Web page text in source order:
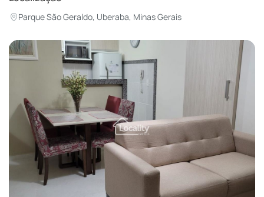
Parque São Geraldo, Uberaba, Minas Gerais
Todas as fotos